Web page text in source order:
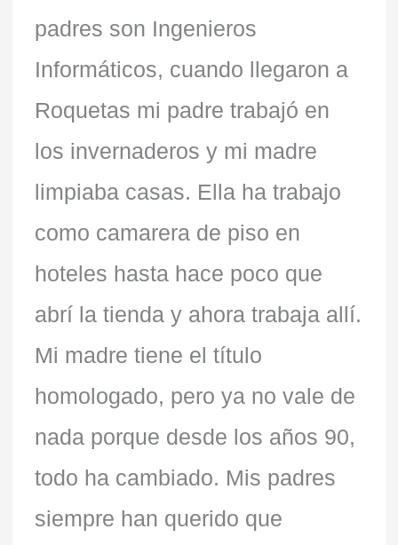
padres son Ingenieros
Informáticos, cuando llegaron a
Roquetas mi padre trabajó en
los invernaderos y mi madre
limpiaba casas. Ella ha trabajo
como camarera de piso en
hoteles hasta hace poco que
abrí la tienda y ahora trabaja allí.
Mi madre tiene el título
homologado, pero ya no vale de
nada porque desde los años 90,
todo ha cambiado. Mis padres
siempre han querido que